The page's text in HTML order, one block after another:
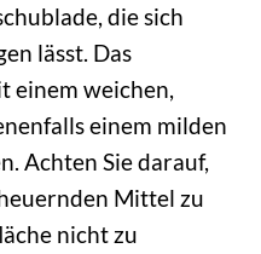
die sich
lässt. Das
einem weichen,
einem milden
Achten Sie darauf,
Mittel zu
nicht zu